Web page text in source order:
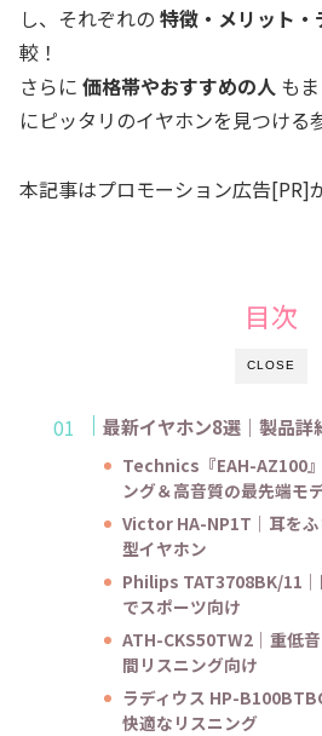
し、それぞれの 特徴・メリット・
較！
さらに 価格帯やおすすめの人 も
にピッタリのイヤホンを見つける
本記事はプロモーション広告[PR]
CLOSE
目次
最新イヤホン8選｜製品詳
Technics『EAH-AZ100
ング＆高音質の最先端モ
Victor HA-NP1T｜耳をふ
型イヤホン
Philips TAT3708BK/11｜
でスポーツ向け
ATH-CKS50TW2｜重低
間リスニング向け
ラディウス HP-
快適なリスニング